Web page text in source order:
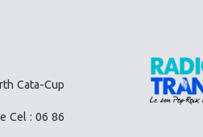
Cata-Cup
Cel : 06 86